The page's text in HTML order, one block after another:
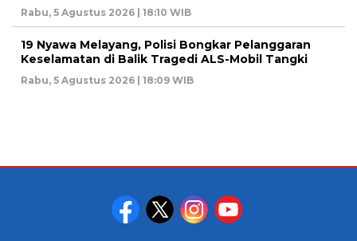
Rabu, 5 Agustus 2026 | 18:10 WIB
19 Nyawa Melayang, Polisi Bongkar Pelanggaran
Keselamatan di Balik Tragedi ALS-Mobil Tangki
Rabu, 5 Agustus 2026 | 18:09 WIB